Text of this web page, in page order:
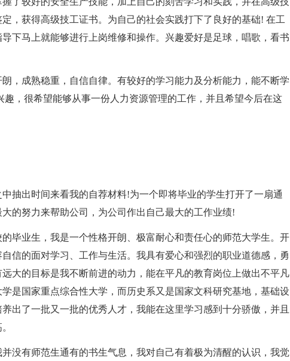
，获得高级技工证书。为自己的社会实践打下了良好的基础! 在工
下马上就能够进行上岗维修和操作。兴趣爱好是足球，唱歌，看书
，成熟稳重，自信自律。有较好的学习能力及分析能力，能不断学
趣，很希望能够从事一份人力资源管理的工作，并且希望今后在这
抽出时间来看我的自荐材料!为一个即将毕业的学生打开了一扇通
的努力来帮助公司，为公司作出自己最大的工作业绩!
毕业生，我是一个性格开朗、极富耐心和责任心的师范大学生。开
信的面对学习、工作与生活。我具有爱心和强烈的职业道德感，勇
大的目标是我不断前进的动力，能在平凡的教育岗位上做出不平凡
是国家重点综合性大学，而历史系又是国家文科研究基地，基础设
出了一批又一批的优秀人才，我能在这里学习感到十分骄傲，并且
没有师范生通有的书生气息，我对自己有着极为清醒的认识，我觉